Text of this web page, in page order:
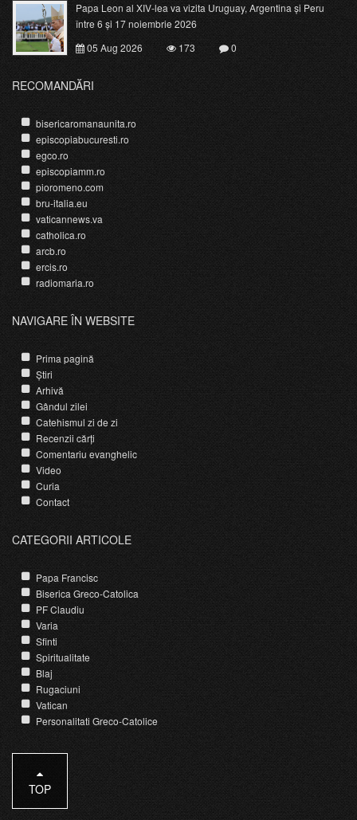
Papa Leon al XIV-lea va vizita Uruguay, Argentina și Peru
între 6 și 17 noiembrie 2026
05 Aug 2026
173 0
RECOMANDĂRI
bisericaromanaunita.ro
episcopiabucuresti.ro
egco.ro
episcopiamm.ro
pioromeno.com
bru-italia.eu
vaticannews.va
catholica.ro
arcb.ro
ercis.ro
radiomaria.ro
NAVIGARE ÎN WEBSITE
Prima pagină
Știri
Arhivă
Gândul zilei
Catehismul zi de zi
Recenzii cărți
Comentariu evanghelic
Video
Curia
Contact
CATEGORII ARTICOLE
Papa Francisc
Biserica Greco-Catolica
PF Claudiu
Varia
Sfinti
Spiritualitate
Blaj
Rugaciuni
Vatican
Personalitati Greco-Catolice
TOP